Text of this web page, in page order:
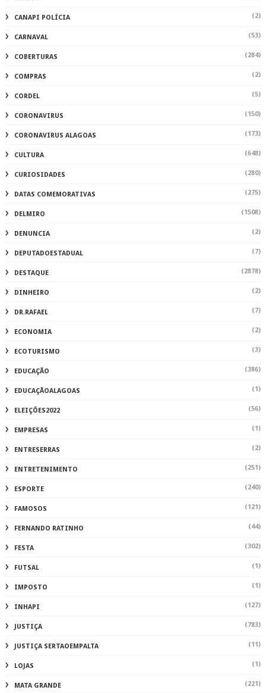
CANAPI POLÍCIA (2)
CARNAVAL (53)
COBERTURAS (284)
COMPRAS (2)
CORDEL (5)
CORONAVIRUS (150)
CORONAVIRUS ALAGOAS (173)
CULTURA (648)
CURIOSIDADES (280)
DATAS COMEMORATIVAS (275)
DELMIRO (1508)
DENUNCIA (2)
DEPUTADOESTADUAL (7)
DESTAQUE (2878)
DINHEIRO (2)
DR.RAFAEL (7)
ECONOMIA (2)
ECOTURISMO (3)
EDUCAÇÃO (386)
EDUCAÇÃOALAGOAS (1)
ELEIÇÕES2022 (56)
EMPRESAS (1)
ENTRESERRAS (2)
ENTRETENIMENTO (251)
ESPORTE (240)
FAMOSOS (121)
FERNANDO RATINHO (44)
FESTA (302)
FUTSAL (1)
IMPOSTO (1)
INHAPI (127)
JUSTIÇA (783)
JUSTIÇA SERTAOEMPALTA (11)
LOJAS (1)
MATA GRANDE (221)